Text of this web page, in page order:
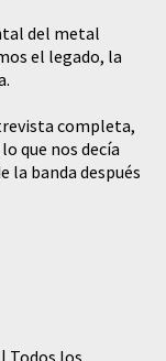
del metal
el legado, la
completa,
que nos decía
la banda después